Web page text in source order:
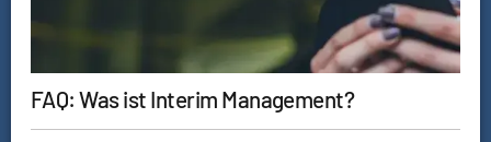
FAQ: Was ist Interim Management?